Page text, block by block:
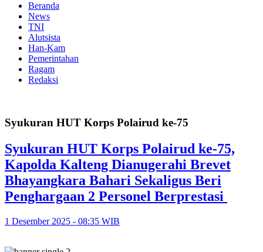
Beranda
News
TNI
Alutsista
Han-Kam
Pemerintahan
Ragam
Redaksi
Syukuran HUT Korps Polairud ke-75
Syukuran HUT Korps Polairud ke-75,
Kapolda Kalteng Dianugerahi Brevet
Bhayangkara Bahari Sekaligus Beri
Penghargaan 2 Personel Berprestasi
1 Desember 2025 - 08:35 WIB